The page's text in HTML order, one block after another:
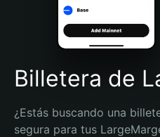
Português (Brasil)
Español (Argentina)
Billetera de
¿Estás buscando una
segura para tus